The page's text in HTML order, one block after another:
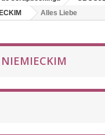
Alles Liebe
NIEMIECKIM